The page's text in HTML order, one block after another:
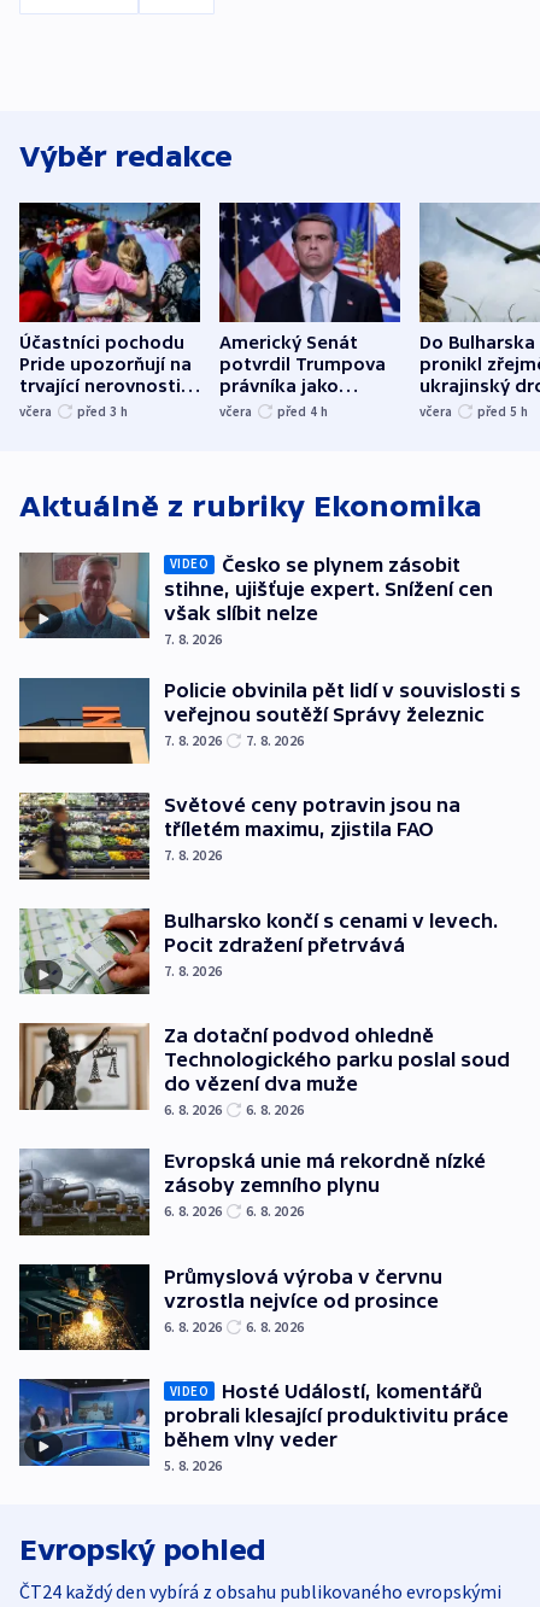
Výběr redakce
Účastníci pochodu
Pride upozorňují na
trvající nerovnosti i
společenskou
včera před 3 h
Americký Senát
potvrdil Trumpova
právníka jako
ministra
včera před 4 h
Do Bulharska
pronikl
ukrajinský
explodoval
včera před 5 h
Aktuálně z rubriky Ekonomika
VIDEO
Česko se plynem zásobit
stihne, ujišťuje expert. Snížení cen
však slíbit nelze
7. 8. 2026
Policie obvinila pět lidí v souvislosti s
veřejnou soutěží Správy železnic
7. 8. 2026 7. 8. 2026
Světové ceny potravin jsou na
tříletém maximu, zjistila FAO
7. 8. 2026
Bulharsko končí s cenami v levech.
Pocit zdražení přetrvává
7. 8. 2026
Za dotační podvod ohledně
Technologického parku poslal soud
do vězení dva muže
6. 8. 2026 6. 8. 2026
Evropská unie má rekordně nízké
zásoby zemního plynu
6. 8. 2026 6. 8. 2026
Průmyslová výroba v červnu
vzrostla nejvíce od prosince
6. 8. 2026 6. 8. 2026
VIDEO
Hosté Událostí, komentářů
probrali klesající produktivitu práce
během vlny veder
5. 8. 2026
Evropský pohled
ČT24 každý den vybírá z obsahu publikovaného evropskými